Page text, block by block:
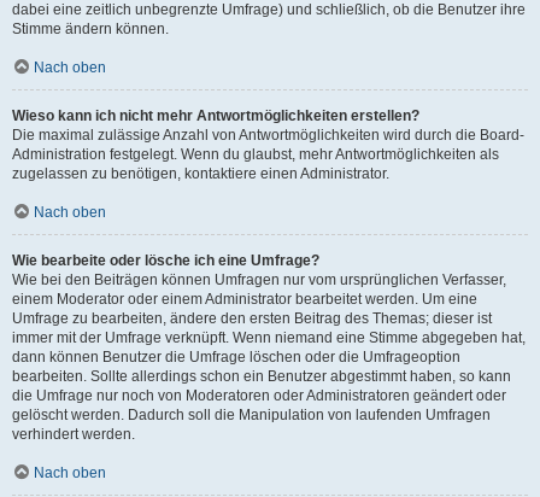
dabei eine zeitlich unbegrenzte Umfrage) und schließlich, ob die Benutzer ihre
Stimme ändern können.
Nach oben
Wieso kann ich nicht mehr Antwortmöglichkeiten erstellen?
Die maximal zulässige Anzahl von Antwortmöglichkeiten wird durch die Board-
Administration festgelegt. Wenn du glaubst, mehr Antwortmöglichkeiten als
zugelassen zu benötigen, kontaktiere einen Administrator.
Nach oben
Wie bearbeite oder lösche ich eine Umfrage?
Wie bei den Beiträgen können Umfragen nur vom ursprünglichen Verfasser,
einem Moderator oder einem Administrator bearbeitet werden. Um eine
Umfrage zu bearbeiten, ändere den ersten Beitrag des Themas; dieser ist
immer mit der Umfrage verknüpft. Wenn niemand eine Stimme abgegeben hat,
dann können Benutzer die Umfrage löschen oder die Umfrageoption
bearbeiten. Sollte allerdings schon ein Benutzer abgestimmt haben, so kann
die Umfrage nur noch von Moderatoren oder Administratoren geändert oder
gelöscht werden. Dadurch soll die Manipulation von laufenden Umfragen
verhindert werden.
Nach oben